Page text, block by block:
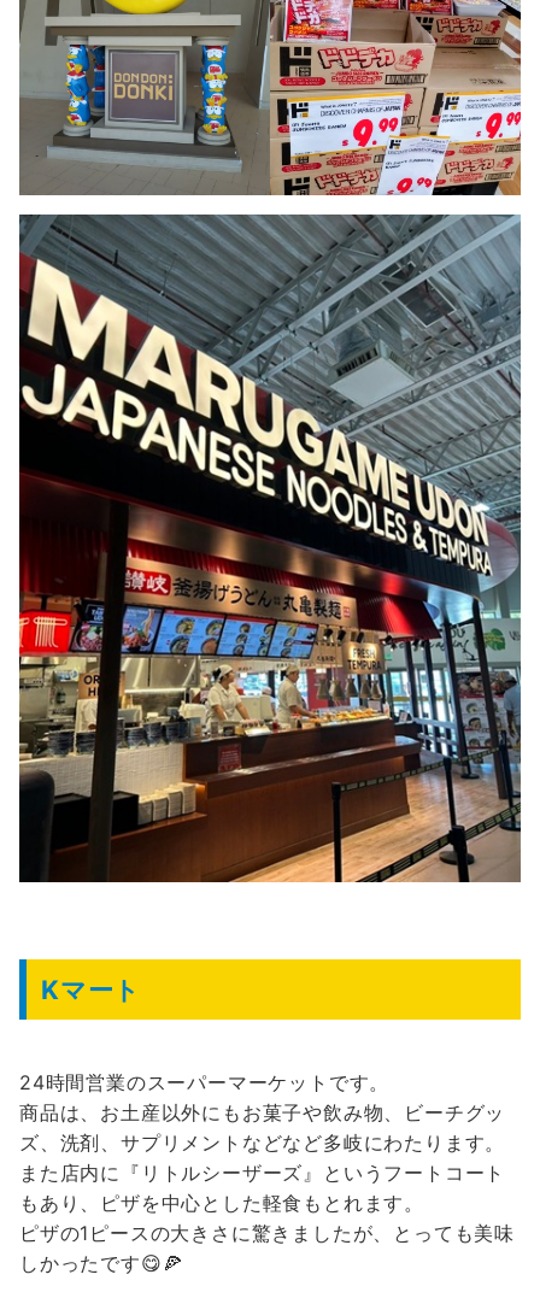
Kマート
24時間営業のスーパーマーケットです。
商品は、お土産以外にもお菓子や飲み物、ビーチグッ
ズ、洗剤、サプリメントなどなど多岐にわたります。
また店内に『リトルシーザーズ』というフートコート
もあり、ピザを中心とした軽食もとれます。
ピザの1ピースの大きさに驚きましたが、とっても美味
しかったです😋🍕